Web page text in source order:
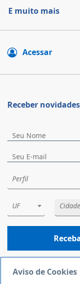
E muito mais
Acessar
Receber
Perfil
UF Cidade
Aviso de Cookies